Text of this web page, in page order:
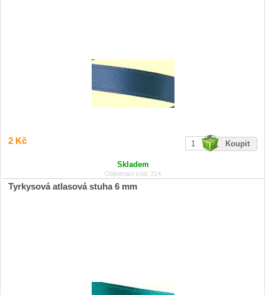
2 Kč
Skladem
Objednací kód: 314
Tyrkysová atlasová stuha 6 mm